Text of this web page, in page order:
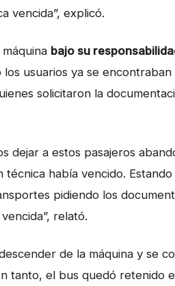
vencida”, explicó.
bajo su
usuarios ya se
solicitaron la
dejar a estos pasajeros
había vencido.
pidiendo los
relató.
de la máquina y se
tanto, el bus quedó retenido